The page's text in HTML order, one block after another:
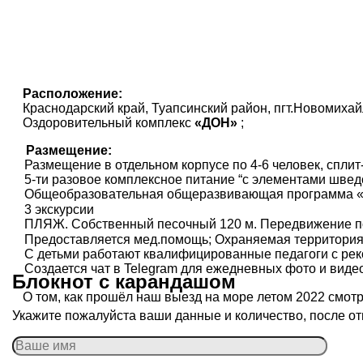
Расположение:
Краснодарский край, Туапсинский район,
Оздоровительный комплекс «ДОН» ;
Размещение:
Размещение в отдельном корпусе по 4-6 человек,
5-ти разовое комплексное питание “с элементами
Общеобразовательная общеразвивающая программа
3 экскурсии
ПЛЯЖ. Собственный песочный 120 м. Передвижение
Предоставляется мед.помощь; Охраняемая
С детьми работают квалифицированные педагоги с
Создается чат в Telegram для ежедневных фото и
О том, как прошёл наш выезд на море летом 2022
Блокнот с карандашом
Укажите пожалуйста ваши данные и количество, после